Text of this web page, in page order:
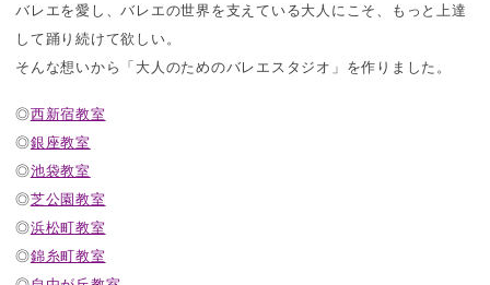
バレエを愛し、バレエの世界を支えている大人にこそ、もっと上達
して踊り続けて欲しい。
そんな想いから「大人のためのバレエスタジオ」を作りました。
◎西新宿教室
◎銀座教室
◎池袋教室
◎芝公園教室
◎浜松町教室
◎錦糸町教室